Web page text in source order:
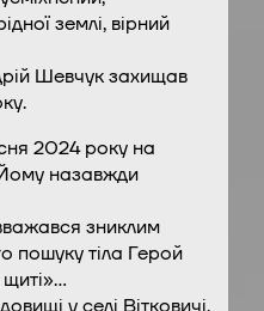
землі, вірний
Шевчук захищав
2024 року на
назавжди
зниклим
пошуку тіла Герой